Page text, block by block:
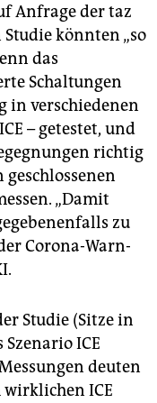
Anfrage der taz
könnten „so
das
Schaltungen
in verschiedenen
– getestet, und
richtig
„Damit
zu
Corona-Warn-
Studie (Sitze in
ICE
deuten
ICE